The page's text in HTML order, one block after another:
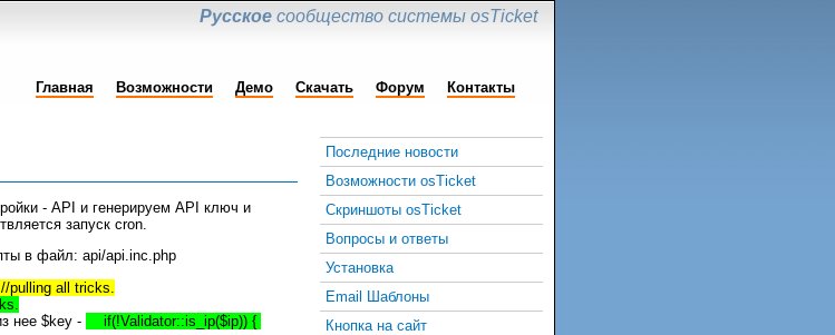
Русское сообщество системы osTicket
Главная Возможности Демо Скачать Форум Контакты
- API и генерируем API ключ и
запуск cron.
в файл: api/api.inc.php
pulling all tricks.
нее $key -
if(!Validator::is_ip($ip)) {
Последние новости
Возможности osTicket
Скриншоты osTicket
Вопросы и ответы
Установка
Email Шаблоны
Кнопка на сайт